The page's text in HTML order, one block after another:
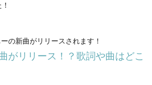
の新曲がリリースされます！
がリリース！？歌詞や曲はどこ